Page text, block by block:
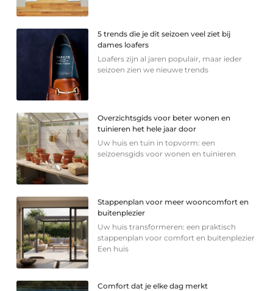
5 trends die je dit seizoen veel ziet bij
dames loafers
Loafers zijn al jaren populair, maar ieder
seizoen zien we nieuwe trends
Overzichtsgids voor beter wonen en
tuinieren het hele jaar door
Uw huis en tuin in topvorm: een
seizoensgids voor wonen en tuinieren
Stappenplan voor meer wooncomfort en
buitenplezier
Uw huis transformeren: een praktisch
stappenplan voor comfort en buitenplezier
Een huis
Comfort dat je elke dag merkt